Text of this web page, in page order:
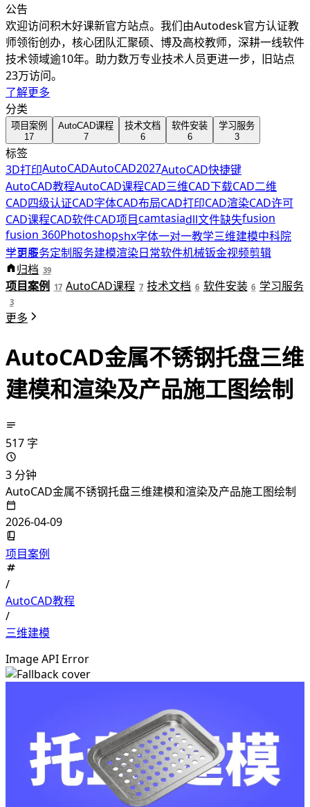
公告
欢迎访问积木好课新官方站点。我们由Autodesk官方认证教
师领衔创办，核心团队汇聚硕、博及高校教师，深耕一线软件
技术领域逾10年。助力数万专业技术人员更进一步，旧站点
23万访问。
了解更多
分类
项目案例
17
AutoCAD课程
7
技术文档
6
软件安装
6
学习服务
3
标签
3D打印AutoCADAutoCAD2027AutoCAD快捷键
AutoCAD教程AutoCAD课程CAD三维CAD下载CAD二维
CAD四级认证CAD字体CAD布局CAD打印CAD渲染CAD许可
CAD课程CAD软件CAD项目camtasiadll文件缺失fusion
fusion 360Photoshopshx字体一对一教学三维建模中科院
学习服务定制服务建模渲染日常软件机械钣金视频剪辑
科研绘图积木好课
更多
归档 39
项目案例 17 AutoCAD课程 7 技术文档 6 软件安装 6 学习服务
3
更多
AutoCAD金属不锈钢托盘三维
建模和渲染及产品施工图绘制
517 字
3 分钟
AutoCAD金属不锈钢托盘三维建模和渲染及产品施工图绘制
2026-04-09
项目案例
/
AutoCAD教程
/
三维建模
Image API Error